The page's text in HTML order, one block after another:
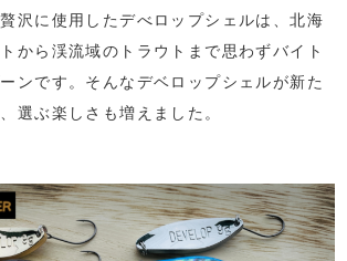
沢に使用したデべロップシェルは、北海
から渓流域のトラウトまで思わずバイト
ンです。そんなデベロップシェルが新た
選ぶ楽しさも増えました。